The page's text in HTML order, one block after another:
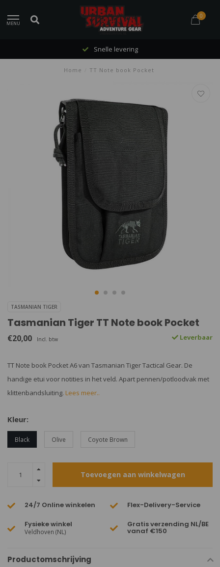
MENU
0
Snelle levering
Home TT Note book Pocket
TASMANIAN TIGER
Tasmanian Tiger TT Note book Pocket
€20,00 Incl. btw Leverbaar
TT Note book Pocket A6 van Tasmanian Tiger Tactical Gear. De
handige etui voor notities in het veld. Apart pennen/potloodvak met
klittenbandsluiting. Lees meer..
Kleur:
Black Olive Coyote Brown
Toevoegen aan winkelwagen
24/7 Online winkelen Flex-Delivery-Service
Fysieke winkel
Veldhoven (NL)
Gratis verzending NL/BE
vanaf €150
Productomschrijving